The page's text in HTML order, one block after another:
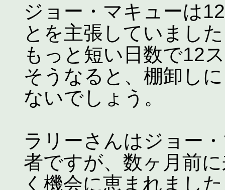
ジョー・マキューは
とを主張していまし
もっと短い日数で12
そうなると、棚卸し
ないでしょう。
ラリーさんはジョー
者ですが、数ヶ月前
く機会に恵まれまし